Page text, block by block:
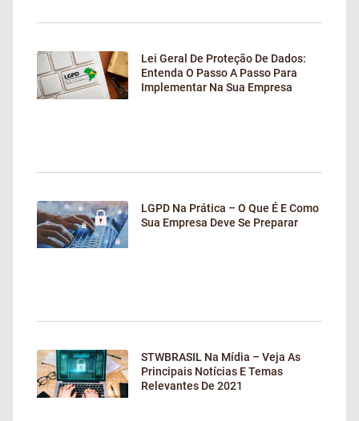
Lei Geral De Proteção De Dados:
Entenda O Passo A Passo Para
Implementar Na Sua Empresa
LGPD Na Prática – O Que É E Como
Sua Empresa Deve Se Preparar
STWBRASIL Na Mídia – Veja As
Principais Notícias E Temas
Relevantes De 2021